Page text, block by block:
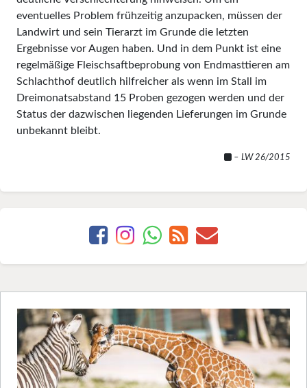
eventuelles Problem frühzeitig anzupacken, müssen der
Landwirt und sein Tierarzt im Grunde die letzten
Ergebnisse vor Augen haben. Und in dem Punkt ist eine
regelmäßige Fleischsaftbeprobung von Endmasttieren am
Schlachthof deutlich hilfreicher als wenn im Stall im
Dreimonatsabstand 15 Proben gezogen werden und der
Status der dazwischen liegenden Lieferungen im Grunde
unbekannt bleibt.
– LW 26/2015